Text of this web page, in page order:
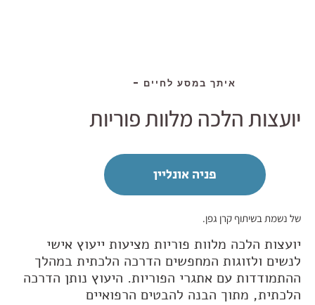
איתך במסע לחיים -
יועצות הלכה מלוות פוריות
פניה אונליין
של נשמת בשיתוף קרן גפן.
יועצות הלכה מלוות פוריות מציעות ייעוץ אישי
לנשים ולזוגות המחפשים הדרכה הלכתית במהלך
ההתמודדות עם אתגרי הפוריות. היעוץ נותן הדרכה
הלכתית, מתוך הבנה להבטים הרפואיים